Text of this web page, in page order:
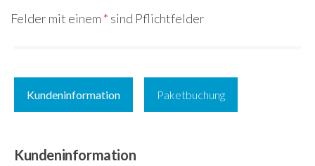
Felder mit einem * sind Pflichtfelder
Kundeninformation Paketbuchung
Kundeninformation